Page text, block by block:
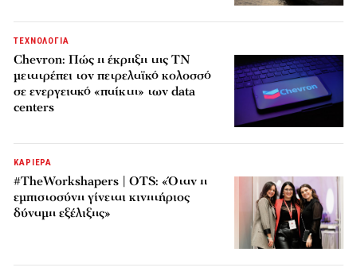
ΤΕΧΝΟΛΟΓΙΑ
Chevron: Πώς η έκρηξη της ΤΝ
μετατρέπει τον πετρελαϊκό κολοσσό
σε ενεργειακό «παίκτη» των data
centers
ΚΑΡΙΕΡΑ
#TheWorkshapers | OTS: «Όταν η
εμπιστοσύνη γίνεται κινητήριος
δύναμη εξέλιξης»